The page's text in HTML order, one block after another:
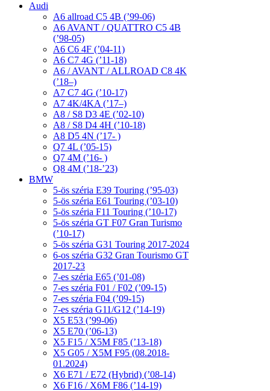
Audi
A6 allroad C5 4B (’99-06)
A6 AVANT / QUATTRO C5 4B
(’98-05)
A6 C6 4F (’04-11)
A6 C7 4G (’11-18)
A6 / AVANT / ALLROAD C8 4K
(’18–)
A7 C7 4G (’10-17)
A7 4K/4KA (’17–)
A8 / S8 D3 4E (’02-10)
A8 / S8 D4 4H (’10-18)
A8 D5 4N (’17- )
Q7 4L (’05-15)
Q7 4M (’16- )
Q8 4M (’18-’23)
BMW
5-ös széria E39 Touring (’95-03)
5-ös széria E61 Touring (’03-10)
5-ös széria F11 Touring (’10-17)
5-ös széria GT F07 Gran Turismo
(’10-17)
5-ös széria G31 Touring 2017-2024
6-os széria G32 Gran Tourismo GT
2017-23
7-es széria E65 (’01-08)
7-es széria F01 / F02 (’09-15)
7-es széria F04 (’09-15)
7-es széria G11/G12 (’14-19)
X5 E53 (’99-06)
X5 E70 (’06-13)
X5 F15 / X5M F85 (’13-18)
X5 G05 / X5M F95 (08.2018-
01.2024)
X6 E71 / E72 (Hybrid) (’08-14)
X6 F16 / X6M F86 (’14-19)